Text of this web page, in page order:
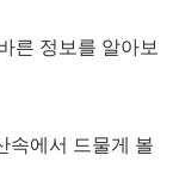
른 정보를 알아보
속에서 드물게 볼